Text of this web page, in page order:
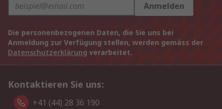
Anmelden
Die personenbezogenen Daten, die Sie uns bei
Anmeldung zur Verfügung stellen, werden gemäss der
Datenschutzerklärung verarbeitet.
Kontaktieren Sie uns:
+41 (44) 28 36 190